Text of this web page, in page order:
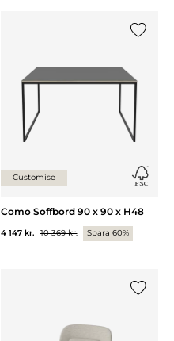
Customise
Como Soffbord 90 x 90 x H48
4 147 kr. 10 369 kr. Spara 60%